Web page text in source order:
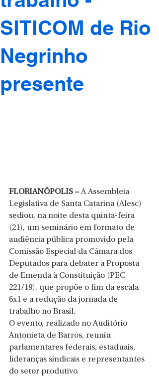
SITICOM de Rio
Negrinho
presente
FLORIANÓPOLIS – A Assembleia
Legislativa de Santa Catarina (Alesc)
sediou, na noite desta quinta-feira
(21), um seminário em formato de
audiência pública promovido pela
Comissão Especial da Câmara dos
Deputados para debater a Proposta
de Emenda à Constituição (PEC
221/19), que propõe o fim da escala
6x1 e a redução da jornada de
trabalho no Brasil.
O evento, realizado no Auditório
Antonieta de Barros, reuniu
parlamentares federais, estaduais,
lideranças sindicais e representantes
do setor produtivo.